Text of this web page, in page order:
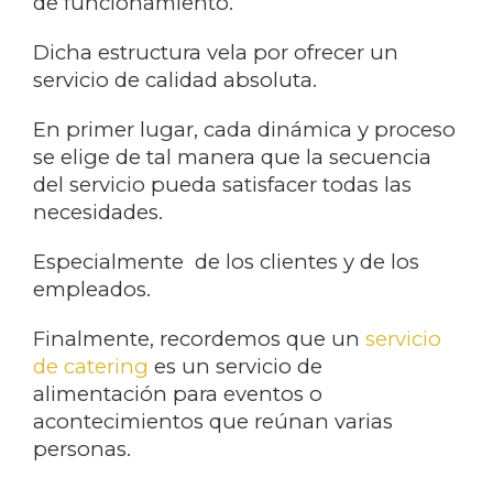
Dicha estructura vela por ofrecer un
servicio de calidad absoluta.
En primer lugar, cada dinámica y proceso
se elige de tal manera que la secuencia
del servicio pueda satisfacer todas las
necesidades.
Especialmente de los clientes y de los
empleados.
Finalmente, recordemos que un servicio
de catering es un servicio de
alimentación para eventos o
acontecimientos que reúnan varias
personas.